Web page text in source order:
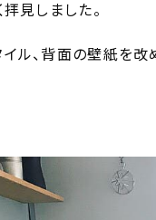
見しました。
ル、背面の壁紙を